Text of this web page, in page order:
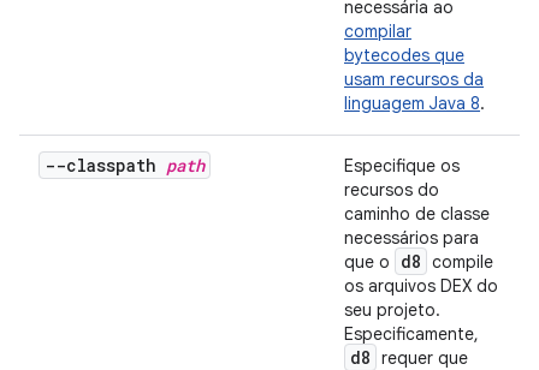
necessária ao
compilar
bytecodes que
usam recursos da
linguagem Java 8.
--classpath path
Especifique os
recursos do
caminho de classe
necessários para
que o
d8 compile
os arquivos DEX do
seu projeto.
Especificamente,
d8 requer que